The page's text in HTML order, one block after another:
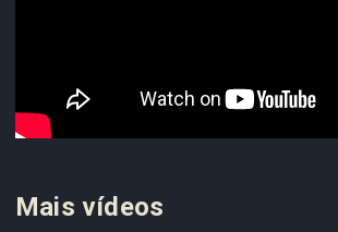
Mais vídeos